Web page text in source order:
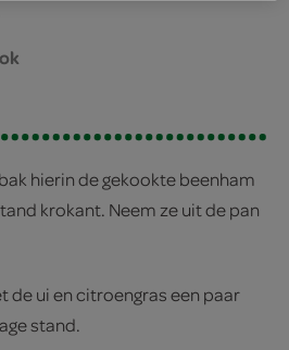
hierin de gekookte beenham
krokant. Neem ze uit de pan
de ui en citroengras een paar
stand.